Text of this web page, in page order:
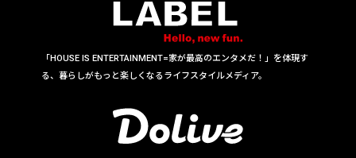
「HOUSE IS ENTERTAINMENT=家が最高のエンタメだ！」を体現す
る、暮らしがもっと楽しくなるライフスタイルメディア。